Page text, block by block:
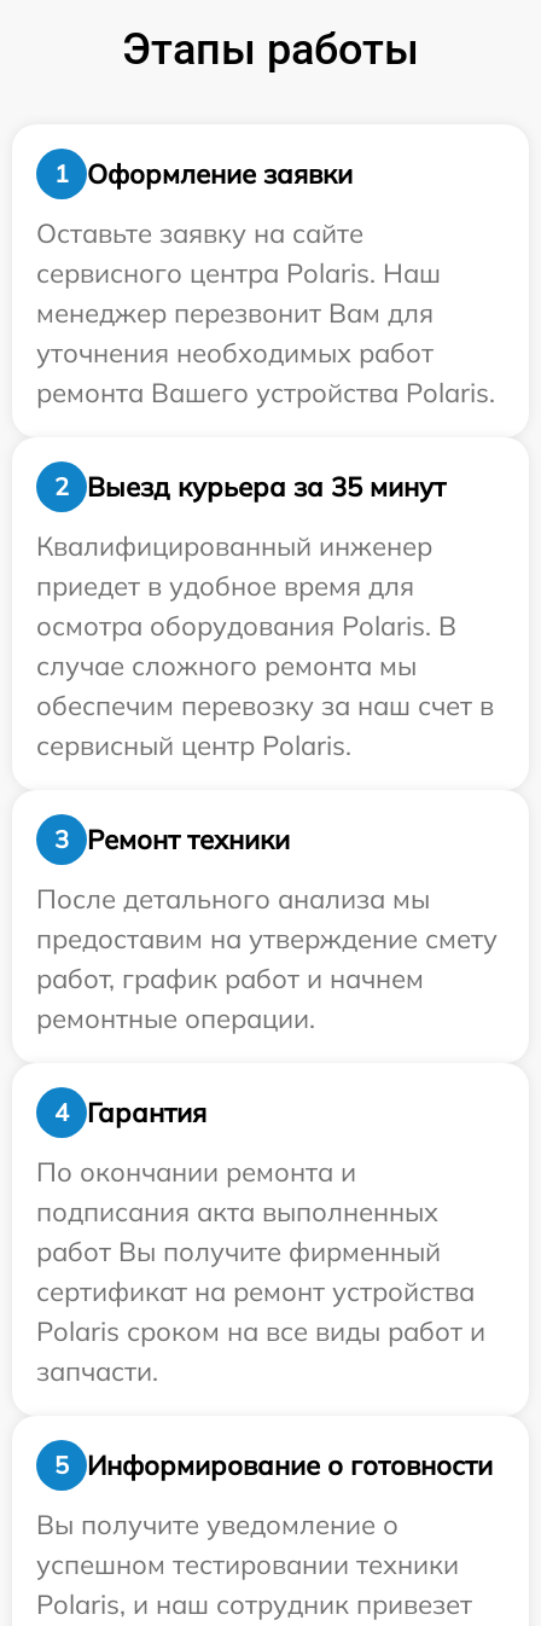
Этапы работы
1
Оформление заявки
Оставьте заявку на сайте
сервисного центра Polaris. Наш
менеджер перезвонит Вам для
уточнения необходимых работ
ремонта Вашего устройства Polaris.
2
Выезд курьера за 35 минут
Квалифицированный инженер
приедет в удобное время для
осмотра оборудования Polaris. В
случае сложного ремонта мы
обеспечим перевозку за наш счет в
сервисный центр Polaris.
3
Ремонт техники
После детального анализа мы
предоставим на утверждение смету
работ, график работ и начнем
ремонтные операции.
4
Гарантия
По окончании ремонта и
подписания акта выполненных
работ Вы получите фирменный
сертификат на ремонт устройства
Polaris сроком на все виды работ и
запчасти.
5
Информирование о готовности
Вы получите уведомление о
успешном тестировании техники
Polaris, и наш сотрудник привезет